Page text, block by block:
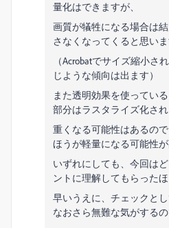
量化はできますが、
画質が犠牲になる場合は
さなくなってくると思いま
（Acrobatでサイズ縮小さ
じような傾向は出ます）
また透明効果を使ってい
部分はラスタライズ化され
重くなる可能性はあるの
ほうが軽量になる可能性が
いずれにしても、今回は
ントに理解してもらった
早いうえに、チェックと
なおさら無難な気がするの